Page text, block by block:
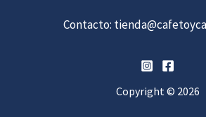
Contacto:
Copyright © 2026